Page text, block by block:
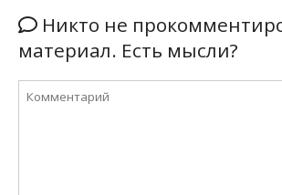
Никто не
материал. Есть мысли?